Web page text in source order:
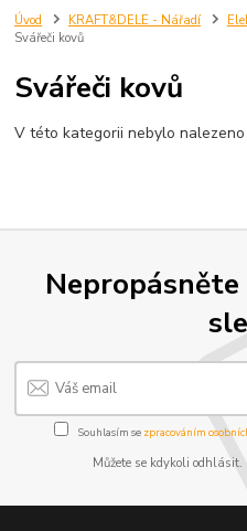
Úvod KRAFT&DELE - Nářadí
Svářeči kovů
Svářeči kovů
V této kategorii nebylo nalezeno
Nepropásněte
Souhlasím se zpracováním
Můžete se kdykoli